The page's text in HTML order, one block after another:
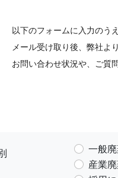
以下のフォームに入力のう
メール受け取り後、弊社よ
お問い合わせ状況や、ご質